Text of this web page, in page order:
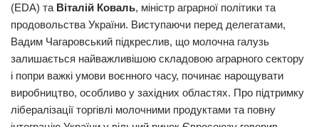
(EDA) та Віталій Коваль, міністр аграрної політики та
продовольства України. Виступаючи перед делегатами,
Вадим Чагаровський підкреслив, що молочна галузь
залишається найважливішою складовою аграрного сектору
і попри важкі умови воєнного часу, починає нарощувати
виробництво, особливо у західних областях. Про підтримку
лібералізації торгівлі молочними продуктами та повну